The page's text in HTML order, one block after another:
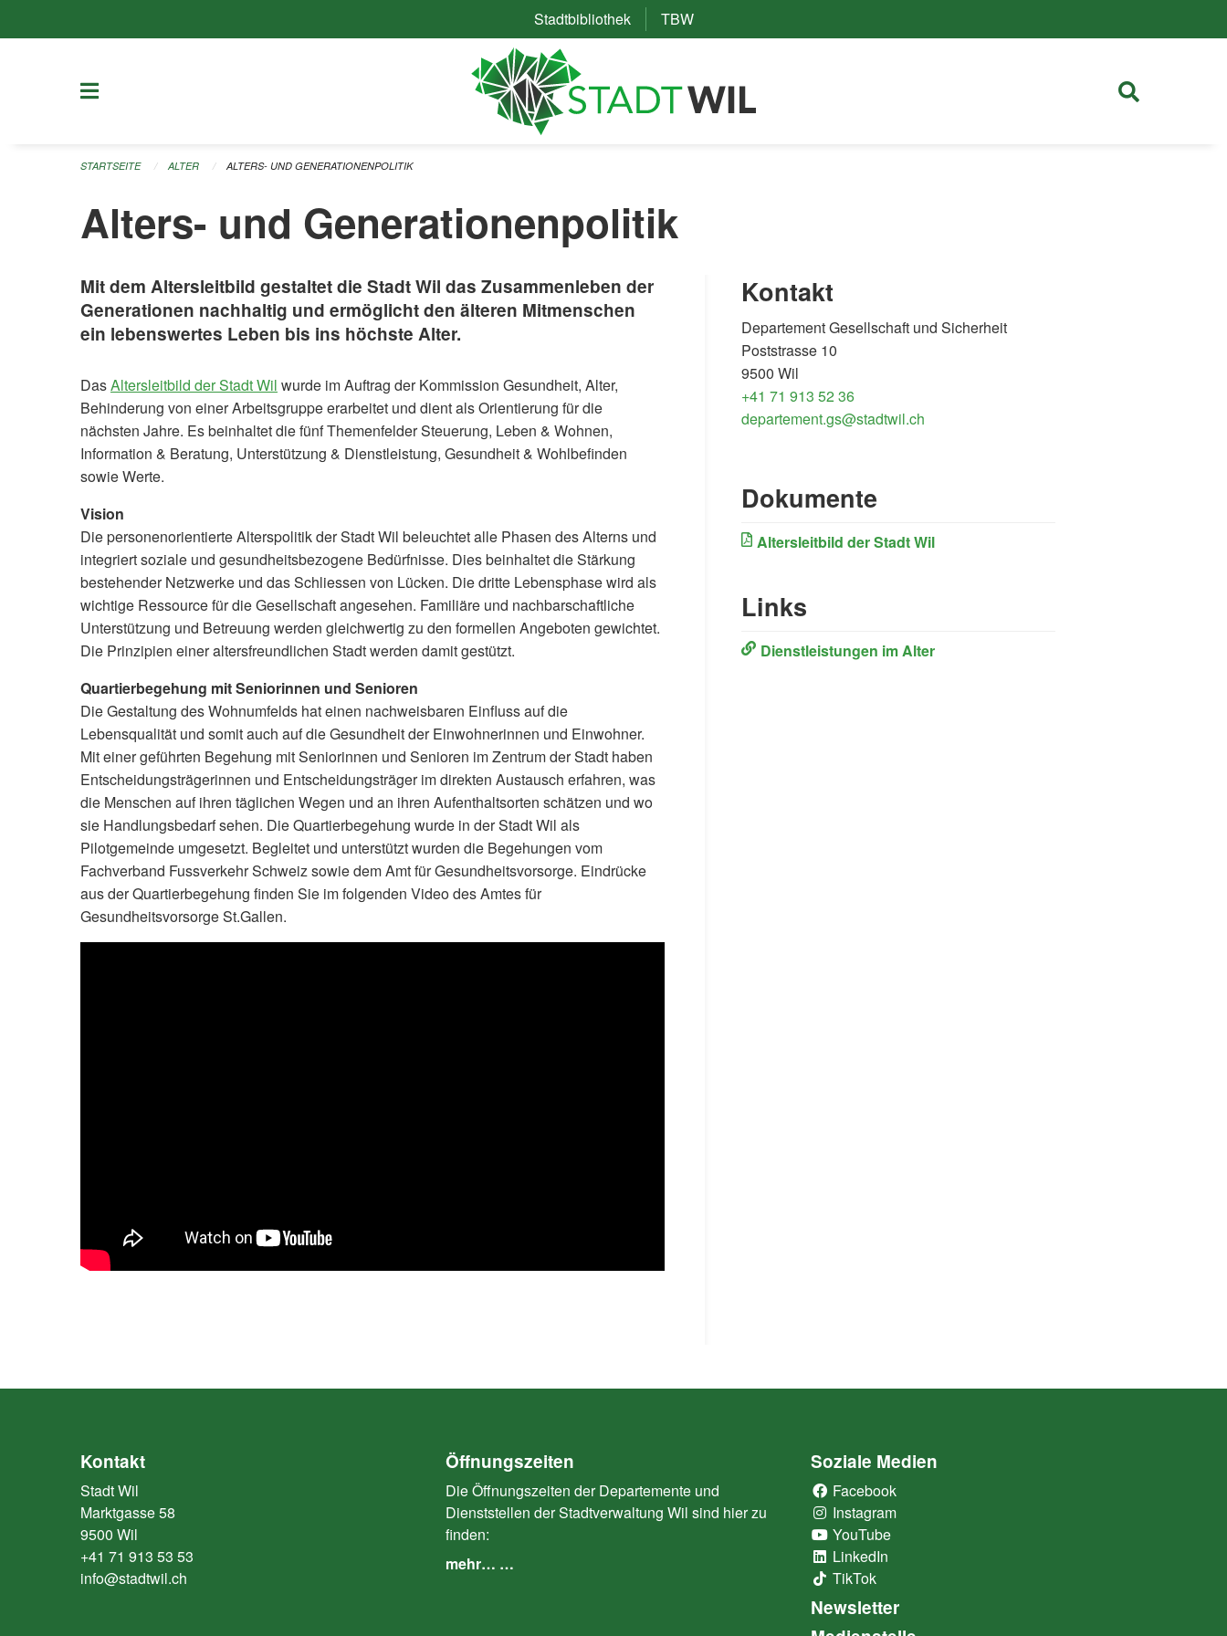
Stadtbibliothek(External Link)
TBW(External Link)
STARTSEITE ALTER ALTERS- UND GENERATIONENPOLITIK
Alters- und Generationenpolitik
Mit dem Altersleitbild gestaltet die Stadt Wil das Zusammenleben der
Generationen nachhaltig und ermöglicht den älteren Mitmenschen
ein lebenswertes Leben bis ins höchste Alter.
DasAltersleitbild der Stadt Wil wurde im Auftrag der Kommission Gesundheit, Alter,
Behinderung von einer Arbeitsgruppe erarbeitet und dient als Orientierung für die
nächsten Jahre. Es beinhaltet die fünf Themenfelder Steuerung, Leben & Wohnen,
Information & Beratung, Unterstützung & Dienstleistung, Gesundheit & Wohlbefinden
sowie Werte.
Vision
Die personenorientierte Alterspolitik der Stadt Wil beleuchtet alle Phasen des Alterns und
integriert soziale und gesundheitsbezogene Bedürfnisse. Dies beinhaltet die Stärkung
bestehender Netzwerke und das Schliessen von Lücken. Die dritte Lebensphase wird als
wichtige Ressource für die Gesellschaft angesehen. Familiäre und nachbarschaftliche
Unterstützung und Betreuung werden gleichwertig zu den formellen Angeboten gewichtet.
Die Prinzipien einer altersfreundlichen Stadt werden damit gestützt.
Quartierbegehung mit Seniorinnen und Senioren
Die Gestaltung des Wohnumfelds hat einen nachweisbaren Einfluss auf die
Lebensqualität und somit auch auf die Gesundheit der Einwohnerinnen und Einwohner.
Mit einer geführten Begehung mit Seniorinnen und Senioren im Zentrum der Stadt haben
Entscheidungsträgerinnen und Entscheidungsträger im direkten Austausch erfahren, was
die Menschen auf ihren täglichen Wegen und an ihren Aufenthaltsorten schätzen und wo
sie Handlungsbedarf sehen. Die Quartierbegehung wurde in der Stadt Wil als
Pilotgemeinde umgesetzt. Begleitet und unterstützt wurden die Begehungen vom
Fachverband Fussverkehr Schweiz sowie dem Amt für Gesundheitsvorsorge. Eindrücke
aus der Quartierbegehung finden Sie im folgenden Video des Amtes für
Gesundheitsvorsorge St.Gallen.
Kontakt
Departement Gesellschaft und Sicherheit
Poststrasse 10
9500 Wil
+41 71 913 52 36
departement.gs@stadtwil.ch
Dokumente
Altersleitbild der Stadt Wil
Links
Dienstleistungen im Alter
Kontakt
Stadt Wil
Marktgasse 58
9500 Wil
+41 71 913 53 53
info@stadtwil.ch
Öffnungszeiten
Die Öffnungszeiten der Departemente und
Dienststellen der Stadtverwaltung Wil sind hier zu
finden:
mehr… …
Soziale Medien
Facebook
Instagram
YouTube
LinkedIn
TikTok
Newsletter